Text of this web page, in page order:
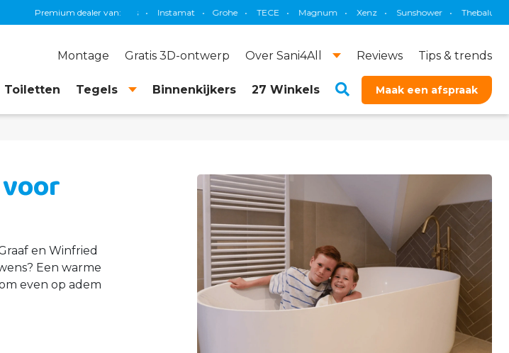
Premium dealer van:
KS Plafonds • Instamat • Grohe • TECE • Magnum • Xenz • Sunshower • Thebalux • Brauer •
Montage Gratis 3D-ontwerp Over Sani4All Reviews Tips & trends
Toiletten Tegels Binnenkijkers 27 Winkels Maak een afspraak
en Winfried
Een warme
even op adem